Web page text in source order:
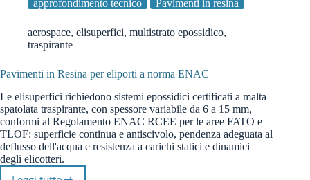
approfondimento tecnico Pavimenti in resina
aerospace, elisuperfici, multistrato epossidico,
traspirante
Pavimenti in Resina per eliporti a norma ENAC
Le elisuperfici richiedono sistemi epossidici certificati a malta
spatolata traspirante, con spessore variabile da 6 a 15 mm,
conformi al Regolamento ENAC RCEE per le aree FATO e
TLOF: superficie continua e antiscivolo, pendenza adeguata al
deflusso dell'acqua e resistenza a carichi statici e dinamici
degli elicotteri.